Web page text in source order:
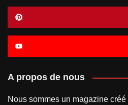
A propos de nous
Nous sommes un magazine